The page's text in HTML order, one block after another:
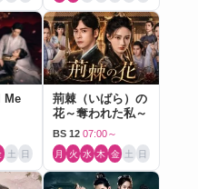
Me
土 日
荊棘（いばら）の
花～奪われた私～
BS 12 07:00～
月 火 水 木 金 土 日